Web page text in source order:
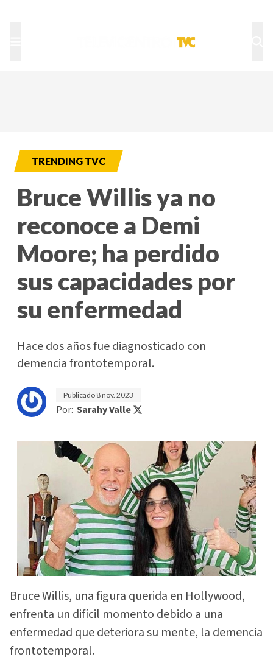
TRENDING TVC
Bruce Willis ya no
reconoce a Demi
Moore; ha perdido
sus capacidades por
su enfermedad
Hace dos años fue diagnosticado con
demencia frontotemporal.
Publicado 8 nov. 2023
Por: Sarahy Valle
Bruce Willis, una figura querida en Hollywood,
enfrenta un difícil momento debido a una
enfermedad que deteriora su mente, la demencia
frontotemporal.